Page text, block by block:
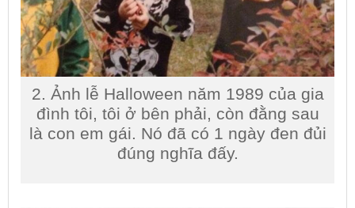
2. Ảnh lễ Halloween năm 1989 của gia
đình tôi, tôi ở bên phải, còn đằng sau
là con em gái. Nó đã có 1 ngày đen đủi
đúng nghĩa đấy.